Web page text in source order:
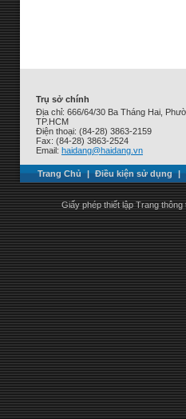
Trụ sở chính
Địa chỉ: 666/64/30 Ba Tháng Hai,
TP.HCM
Điện thoại: (84-28) 3863-2159
Fax: (84-28) 3863-2524
Email: haidang@haidang.vn
Trang Chủ | Điều kiện sử dụng |
Giấy phép thiết lập Trang